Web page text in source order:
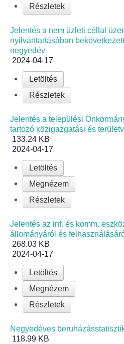
HIRDETMÉNYEK
ESEMÉNYEK
VÁLASZTÁSI
Választási szervek
Választási ügyintézés
2024. évi általános
Választópolgároknak
Jelölteknek
Korábbi választások
Az országgyűlési
Részletek
Jelentés a nem üzleti céllal
nyilvántartásában
negyedév
2024-04-17
Letöltés
Részletek
Jelentés a települési
tartozó közigazgatási és
133.24 KB
2024-04-17
Letöltés
Megnézem
Részletek
Jelentés az inf. és komm.
állományáról és
268.03 KB
2024-04-17
Letöltés
Megnézem
Részletek
Negyedéves
118.99 KB